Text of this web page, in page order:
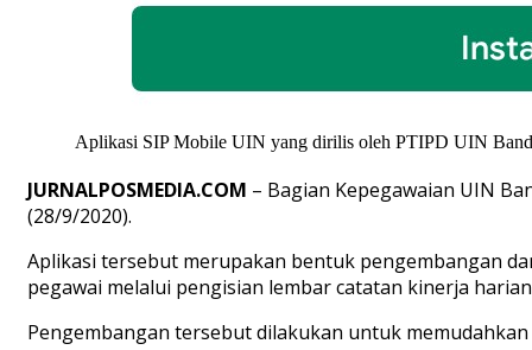
Aplikasi SIP Mobile UIN yang dirilis oleh PTIPD UIN
JURNALPOSMEDIA.COM – Bagian Kepegawaian UIN
(28/9/2020).
Aplikasi tersebut merupakan bentuk pengembangan
pegawai melalui pengisian lembar catatan kinerja
Pengembangan tersebut dilakukan untuk